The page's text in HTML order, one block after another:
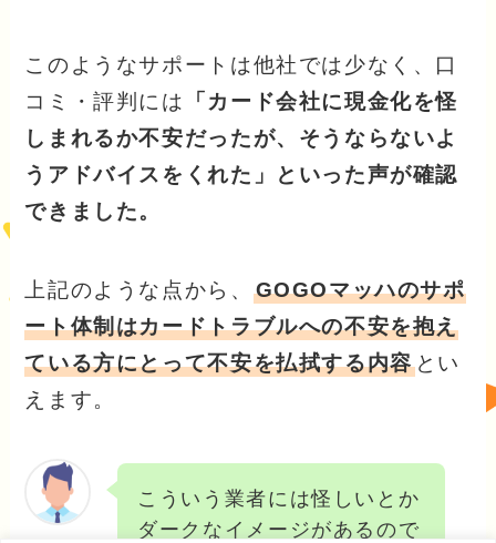
このようなサポートは他社では少なく、口
コミ・評判には
「カード会社に現金化を怪
しまれるか不安だったが、そうならないよ
うアドバイスをくれた」といった声が確認
できました。
上記のような点から、 GOGOマッハのサポ
ート体制はカードトラブルへの不安を抱え
ている方にとって不安を払拭する内容とい
えます。
こういう業者には怪しいとか
ダークなイメージがあるので